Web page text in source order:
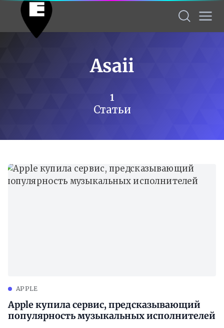
Asaii
1
Статьи
APPLE
Apple купила сервис, предсказывающий
популярность музыкальных исполнителей